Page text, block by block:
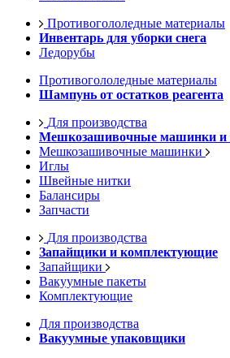
Противогололедные материалы
Инвентарь для уборки снега
Ледорубы
Противогололедные материалы
Шампунь от остатков реагента
Для производства
Мешкозашивочные машинки и
Мешкозашивочные машинки
Иглы
Швейные нитки
Балансиры
Запчасти
Для производства
Запайщики и комплектующие
Запайщики
Вакуумные пакеты
Комплектующие
Для производства
Вакуумные упаковщики